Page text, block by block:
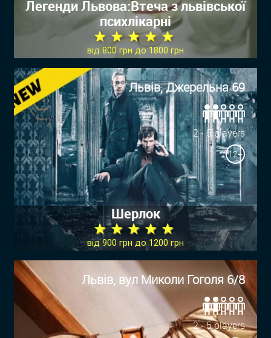
Легенди Львова:Втеча з львівської
психлікарні
★ ★ ★ ★ ★
від 800 грн до 1800 грн
Львів, Джерельна 69
2 - 5 players
12+
Шерлок
★ ★ ★ ★ ★
від 900 грн до 1200 грн
Львів, вул Миколи Гоголя 6/8
2 - 5 players